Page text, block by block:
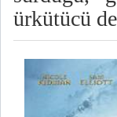
ürkütücü